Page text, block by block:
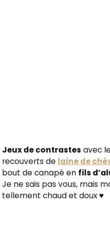
Jeux de contrastes avec
recouverts de laine de
bout de canapé en fils
Je ne sais pas vous, mais
tellement chaud et doux ♥